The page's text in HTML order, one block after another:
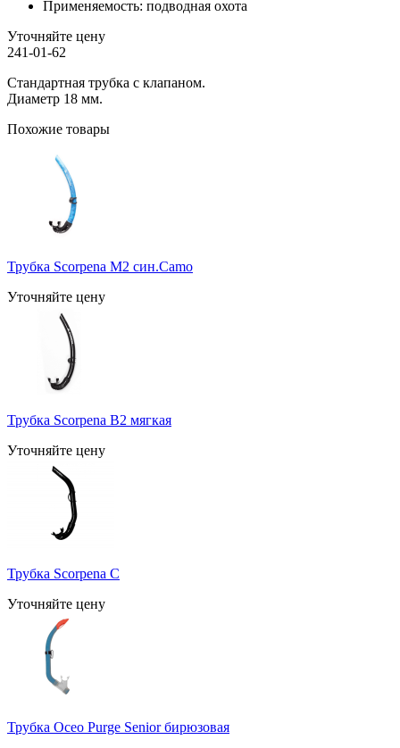
Применяемость: подводная охота
Уточняйте цену
241-01-62
Стандартная трубка с клапаном.
Диаметр 18 мм.
Похожие товары
Трубка Scorpena M2 син.Camo
Уточняйте цену
Трубка Scorpena B2 мягкая
Уточняйте цену
Трубка Scorpena C
Уточняйте цену
Трубка Oceo Purge Senior бирюзовая